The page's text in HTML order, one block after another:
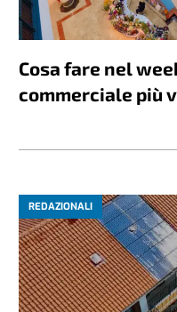
Cosa fare nel
commerciale più
REDAZIONALI